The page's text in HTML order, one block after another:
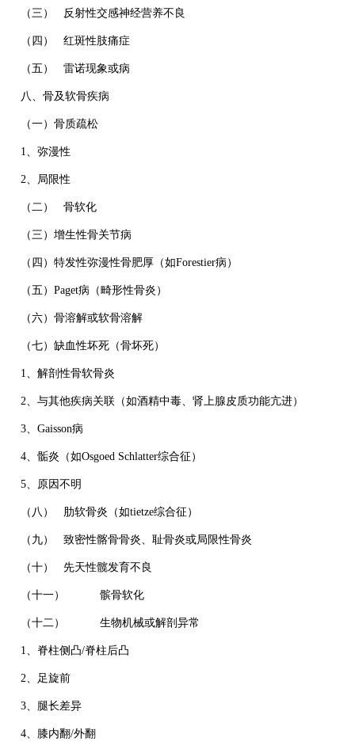
（三） 反射性交感神经营养不良
（四） 红斑性肢痛症
（五） 雷诺现象或病
八、骨及软骨疾病
（一）骨质疏松
1、弥漫性
2、局限性
（二） 骨软化
（三）增生性骨关节病
（四）特发性弥漫性骨肥厚（如Forestier病）
（五）Paget病（畸形性骨炎）
（六）骨溶解或软骨溶解
（七）缺血性坏死（骨坏死）
1、解剖性骨软骨炎
2、与其他疾病关联（如酒精中毒、肾上腺皮质功能亢进）
3、Gaisson病
4、骺炎（如Osgoed Schlatter综合征）
5、原因不明
（八） 肋软骨炎（如tietze综合征）
（九） 致密性髂骨骨炎、耻骨炎或局限性骨炎
（十） 先天性髋发育不良
（十一） 髌骨软化
（十二） 生物机械或解剖异常
1、脊柱侧凸/脊柱后凸
2、足旋前
3、腿长差异
4、膝内翻/外翻